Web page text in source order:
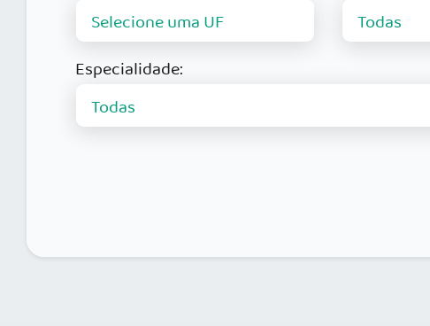
Especialidade: